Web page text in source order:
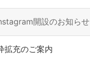
開設のお知らせ
拡充のご案内